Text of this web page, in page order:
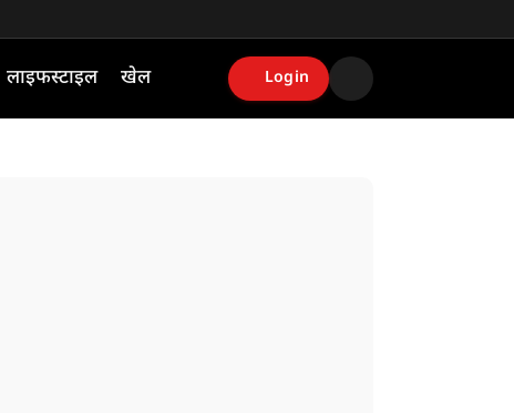
लाइफस्टाइल खेल Login